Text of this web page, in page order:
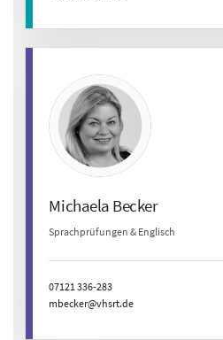
Michaela Becker
Sprachprüfungen & Englisch
07121 336-283
mbecker@vhsrt.de